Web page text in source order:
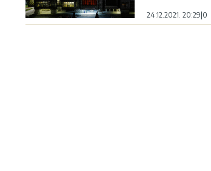
24.12.2021. 20:29 0